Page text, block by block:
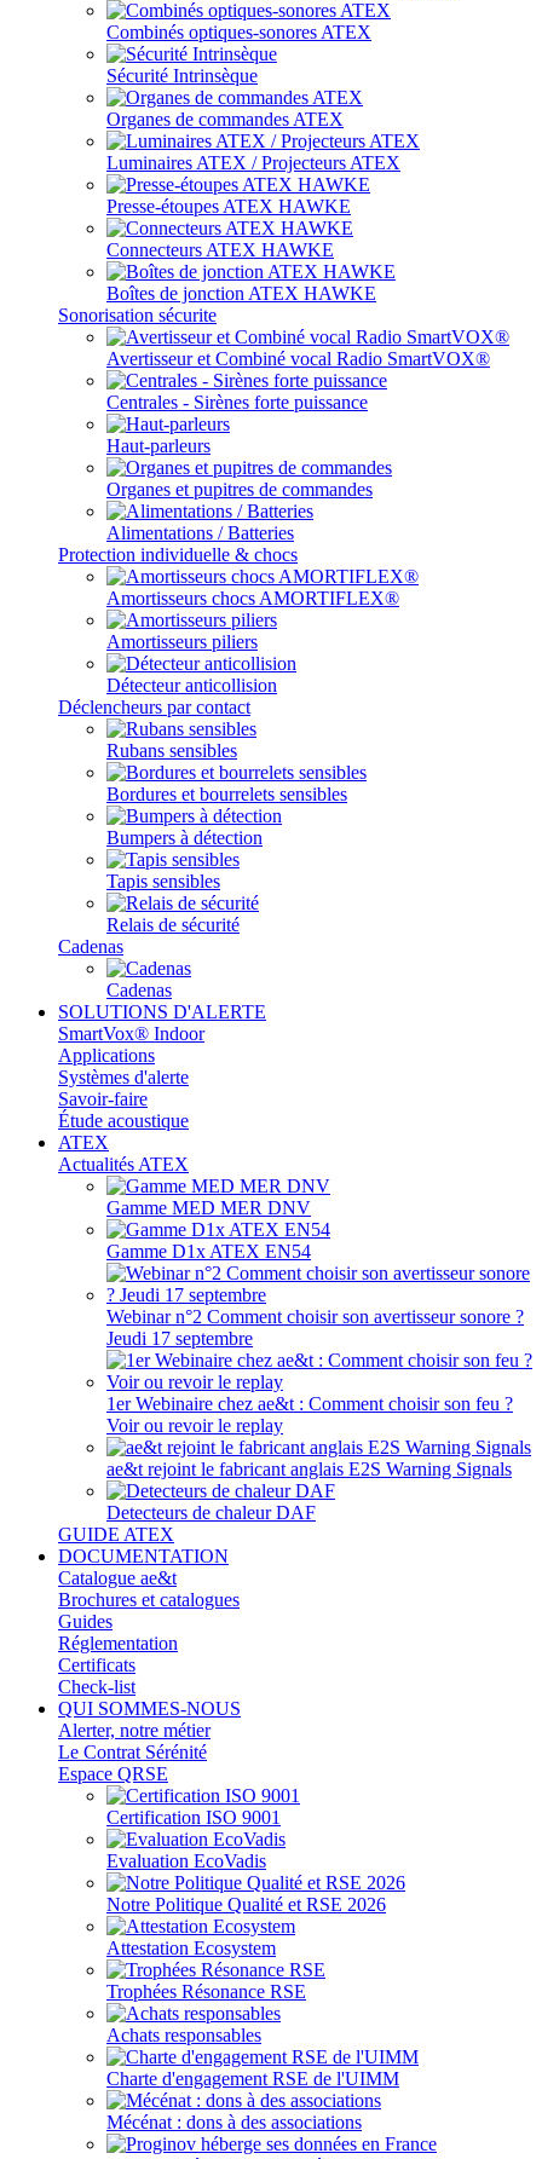
Combinés optiques-sonores ATEX
Sécurité Intrinsèque
Organes de commandes ATEX
Luminaires ATEX / Projecteurs ATEX
Presse-étoupes ATEX HAWKE
Connecteurs ATEX HAWKE
Boîtes de jonction ATEX HAWKE
Sonorisation sécurite
Avertisseur et Combiné vocal Radio SmartVOX®
Centrales - Sirènes forte puissance
Haut-parleurs
Organes et pupitres de commandes
Alimentations / Batteries
Protection individuelle & chocs
Amortisseurs chocs AMORTIFLEX®
Amortisseurs piliers
Détecteur anticollision
Déclencheurs par contact
Rubans sensibles
Bordures et bourrelets sensibles
Bumpers à détection
Tapis sensibles
Relais de sécurité
Cadenas
Cadenas
SOLUTIONS D'ALERTE
SmartVox® Indoor
Applications
Systèmes d'alerte
Savoir-faire
Étude acoustique
ATEX
Actualités ATEX
Gamme MED MER DNV
Gamme D1x ATEX EN54
Webinar n°2 Comment choisir son avertisseur sonore ?
Jeudi 17 septembre
1er Webinaire chez ae&t : Comment choisir son feu ?
Voir ou revoir le replay
ae&t rejoint le fabricant anglais E2S Warning Signals
Detecteurs de chaleur DAF
GUIDE ATEX
DOCUMENTATION
Catalogue ae&t
Brochures et catalogues
Guides
Réglementation
Certificats
Check-list
QUI SOMMES-NOUS
Alerter, notre métier
Le Contrat Sérénité
Espace QRSE
Certification ISO 9001
Evaluation EcoVadis
Notre Politique Qualité et RSE 2026
Attestation Ecosystem
Trophées Résonance RSE
Achats responsables
Charte d'engagement RSE de l'UIMM
Mécénat : dons à des associations